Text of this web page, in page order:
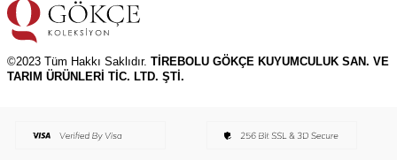
©2023 Tüm Hakkı Saklıdır. TİREBOLU GÖKÇE KUYUMCULUK SAN. VE
TARIM ÜRÜNLERİ TİC. LTD. ŞTİ.